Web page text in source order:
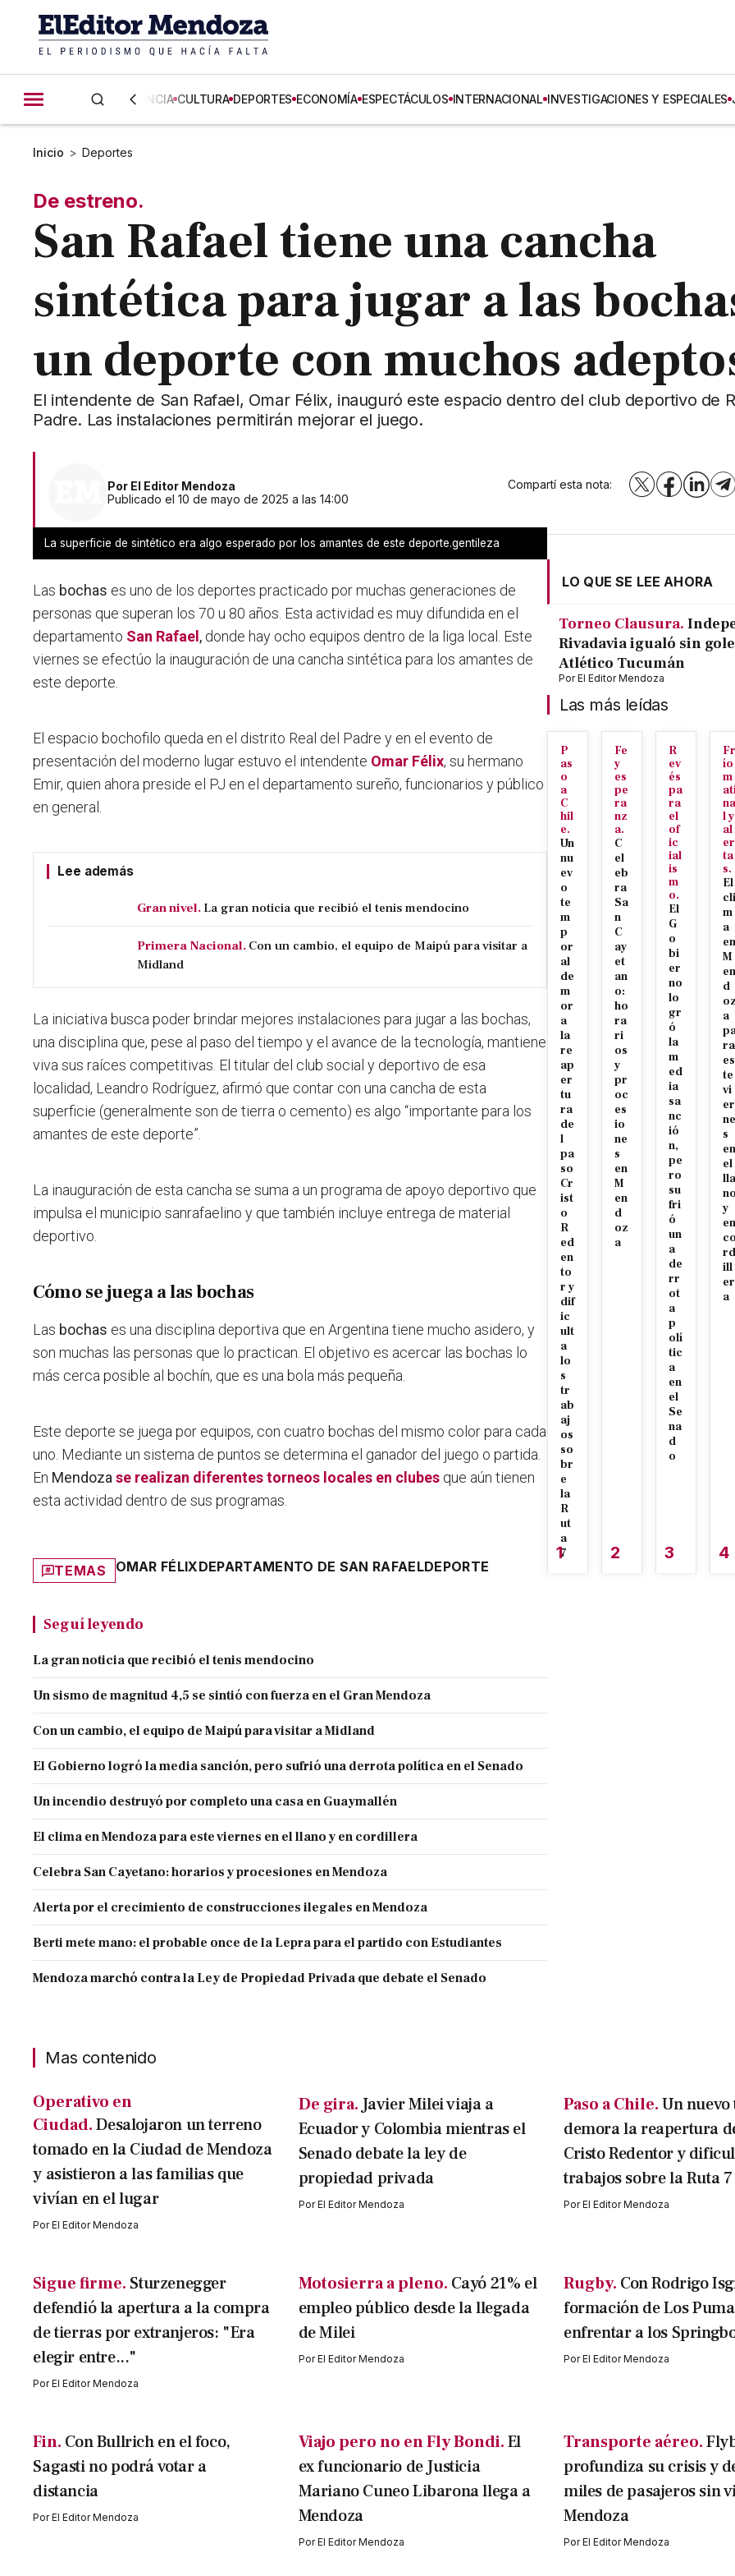
CIENCIA CULTURA DEPORTES ECONOMÍA ESPECTÁCULOS INTERNACIONAL INVESTIGACIONES Y ESPECIALES
Inicio > Deportes
De estreno.
San Rafael tiene una cancha
sintética para jugar a las
un deporte con muchos
El intendente de San Rafael, Omar Félix, inauguró este espacio dentro del club deportivo de
Padre. Las instalaciones permitirán mejorar el juego.
Por El Editor Mendoza
Publicado el 10 de mayo de 2025 a las 14:00
Compartí esta nota: X Facebook
La superficie de sintético era algo esperado por los amantes de este deporte.gentileza
Las bochas es uno de los deportes practicado por muchas generaciones de
personas que superan los 70 u 80 años. Esta actividad es muy difundida en el
departamento San Rafael , donde hay ocho equipos dentro de la liga local. Este
viernes se efectúo la inauguración de una cancha sintética para los amantes de
este deporte.
El espacio bochofilo queda en el distrito Real del Padre y en el evento de
presentación del moderno lugar estuvo el intendente Omar Félix, su hermano
Emir, quien ahora preside el PJ en el departamento sureño, funcionarios y público
en general.
Lee además
Gran nivel. La gran noticia que recibió el tenis mendocino
Primera Nacional. Con un cambio, el equipo de Maipú para visitar a
Midland
La iniciativa busca poder brindar mejores instalaciones para jugar a las bochas,
una disciplina que, pese al paso del tiempo y el avance de la tecnología, mantiene
viva sus raíces competitivas. El titular del club social y deportivo de esa
localidad, Leandro Rodríguez, afirmó que contar con una cancha de esta
superficie (generalmente son de tierra o cemento) es algo “importante para los
amantes de este deporte”.
La inauguración de esta cancha se suma a un programa de apoyo deportivo que
impulsa el municipio sanrafaelino y que también incluye entrega de material
deportivo.
Cómo se juega a las bochas
Las bochas es una disciplina deportiva que en Argentina tiene mucho asidero, y
son muchas las personas que lo practican. El objetivo es acercar las bochas lo
más cerca posible al bochín, que es una bola más pequeña.
Este deporte se juega por equipos, con cuatro bochas del mismo color para cada
uno. Mediante un sistema de puntos se determina el ganador del juego o partida
En Mendozase realizan diferentes torneos locales en clubes que aún tienen
esta actividad dentro de sus programas.
TEMAS OMAR FÉLIXDEPARTAMENTO DE SAN RAFAELDEPORTE
Seguí leyendo
La gran noticia que recibió el tenis mendocino
Un sismo de magnitud 4,5 se sintió con fuerza en el Gran Mendoza
Con un cambio, el equipo de Maipú para visitar a Midland
El Gobierno logró la media sanción, pero sufrió una derrota política en el Senado
Un incendio destruyó por completo una casa en Guaymallén
El clima en Mendoza para este viernes en el llano y en cordillera
Celebra San Cayetano: horarios y procesiones en Mendoza
Alerta por el crecimiento de construcciones ilegales en Mendoza
Berti mete mano: el probable once de la Lepra para el partido con Estudiantes
Mendoza marchó contra la Ley de Propiedad Privada que debate el Senado
LO QUE SE LEE AHORA
Torneo Clausura.
Rivadavia igualó sin
Atlético Tucumán
PorEl Editor Mendoza
Las más leídas
P
as
o
a
C
hil
e.
Un
nu
ev
o
te
m
p
or
al
de
m
or
a
la
re
ap
er
tu
ra
de
l
pa
so
Cr
ist
o
R
ed
en
to
r y
dif
ic
ult
a
lo
s
tr
ab
aj
os
so
br
e
la
R
ut
a
7
1
Fe
y
es
pe
ra
nz
a.
C
el
eb
ra
Sa
n
C
ay
et
an
o:
ho
ra
ri
os
y
pr
oc
es
io
ne
s
en
M
en
d
oz
a
2
R
ev
és
pa
ra
el
of
ic
ial
is
m
o.
El
G
o
bi
er
no
lo
gr
ó
la
m
ed
ia
sa
nc
ió
n,
pe
ro
su
fri
ó
un
a
de
rr
ot
a
p
olí
tic
a
en
el
Se
na
d
o
3
Fr
ío
m
na
l y
al
er
ta
s.
El
cli
m
a
en
M
en
d
a
ra
es
te
vi
er
ne
s
en
el
lla
y
en
rd
ill
er
a
4
Mas contenido
Operativo en
Ciudad. Desalojaron un terreno
tomado en la Ciudad de Mendoza
y asistieron a las familias que
vivían en el lugar
PorEl Editor Mendoza
De gira. Javier Milei viaja a
Ecuador y Colombia mientras el
Senado debate la ley de
propiedad privada
PorEl Editor Mendoza
Paso a Chile.Un
demora la reapertura
Cristo Redentor y
trabajos sobre la Ruta 7
PorEl Editor Mendoza
Sigue firme. Sturzenegger
defendió la apertura a la compra
de tierras por extranjeros: "Era
elegir entre..."
PorEl Editor Mendoza
Motosierra a pleno. Cayó 21% el
empleo público desde la llegada
de Milei
PorEl Editor Mendoza
Rugby. Con Rodrigo
formación de Los
enfrentar a los
PorEl Editor Mendoza
Fin. Con Bullrich en el foco,
Sagasti no podrá votar a
distancia
PorEl Editor Mendoza
Viajo pero no en Fly Bondi.El
ex funcionario de Justicia
Mariano Cuneo Libarona llega a
Mendoza
PorEl Editor Mendoza
Transporte aéreo.
profundiza su crisis y
miles de pasajeros sin
Mendoza
PorEl Editor Mendoza